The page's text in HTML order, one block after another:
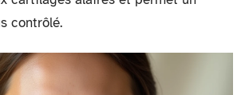
contrôlé.